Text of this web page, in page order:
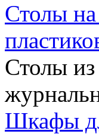
Столы
Столы
Шкафы